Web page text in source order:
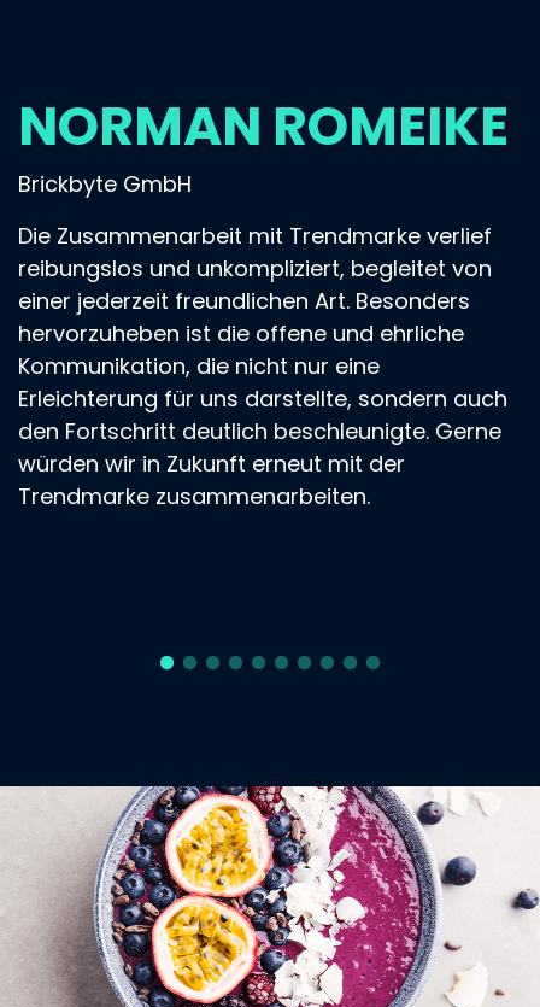
NORMAN ROMEIKE
Brickbyte GmbH
Die Zusammenarbeit mit Trendmarke verlief
reibungslos und unkompliziert, begleitet von
einer jederzeit freundlichen Art. Besonders
hervorzuheben ist die offene und ehrliche
Kommunikation, die nicht nur eine
Erleichterung für uns darstellte, sondern auch
den Fortschritt deutlich beschleunigte. Gerne
würden wir in Zukunft erneut mit der
Trendmarke zusammenarbeiten.